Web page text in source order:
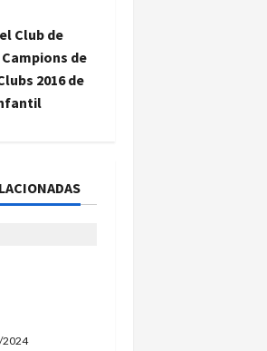
Club de
de
2016 de
2024